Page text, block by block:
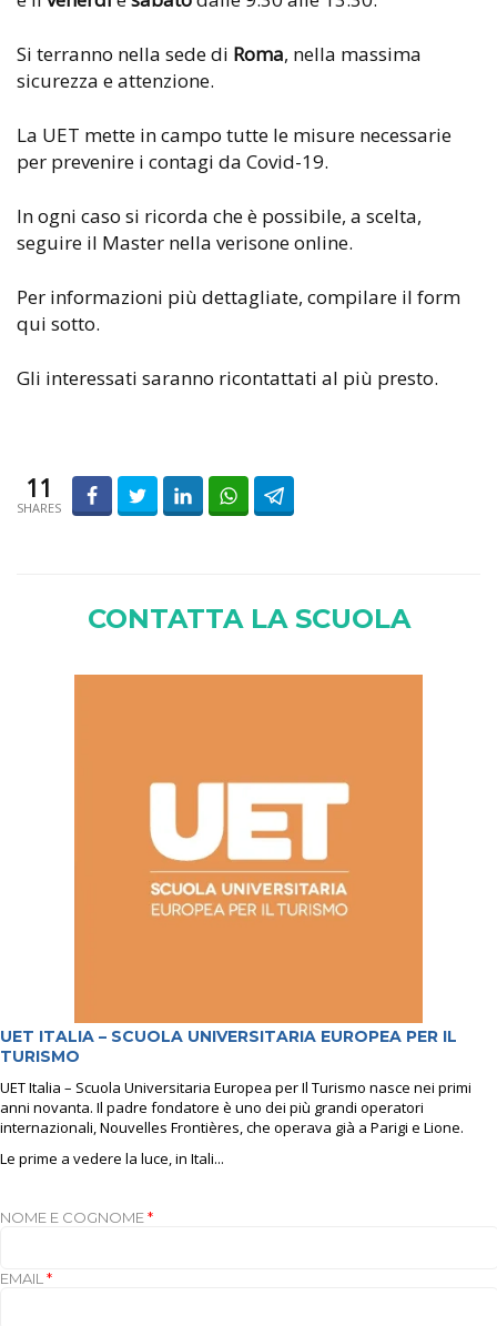
Si terranno nella sede di Roma, nella massima
sicurezza e attenzione.
La UET mette in campo tutte le misure necessarie
per prevenire i contagi da Covid-19.
In ogni caso si ricorda che è possibile, a scelta,
seguire il Master nella verisone online.
Per informazioni più dettagliate, compilare il form
qui sotto.
Gli interessati saranno ricontattati al più presto.
11
SHARES
CONTATTA LA SCUOLA
UET ITALIA – SCUOLA UNIVERSITARIA EUROPEA PER IL
TURISMO
UET Italia – Scuola Universitaria Europea per Il Turismo nasce nei primi
anni novanta. Il padre fondatore è uno dei più grandi operatori
internazionali, Nouvelles Frontières, che operava già a Parigi e Lione.
Le prime a vedere la luce, in Itali...
NOME E COGNOME*
EMAIL *